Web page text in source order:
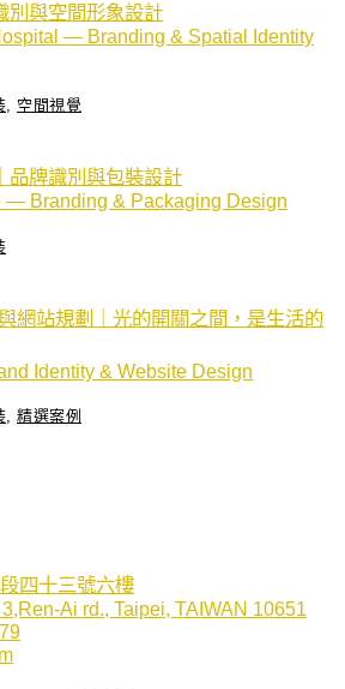
別與空間形象設計
— Branding & Spatial Identity
空間視覺
品牌識別與包裝設計
— Branding & Packaging Design
網站規劃｜光的開關之間，是生活的
Identity & Website Design
, 精選案例
四十三號六樓
Ai rd., Taipei, TAIWAN 10651